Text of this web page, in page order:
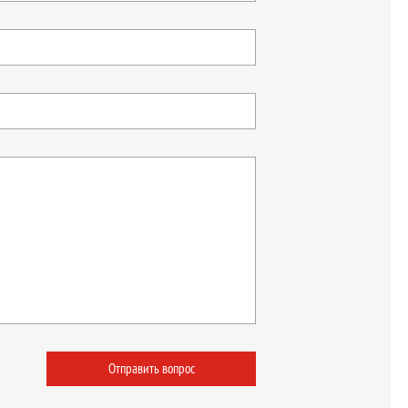
Отправить вопрос